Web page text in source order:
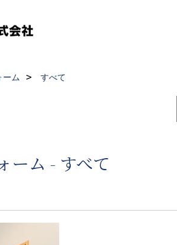
ーム すべて
ム - すべて